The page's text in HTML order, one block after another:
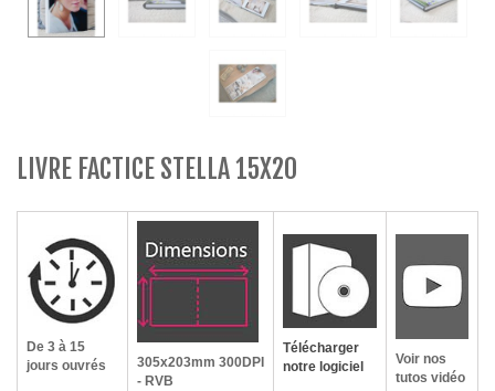
LIVRE FACTICE STELLA 15X20
De 3 à 15
jours ouvrés
305x203mm 300DPI
- RVB
Télécharger
notre logiciel
Voir nos
tutos vidéo